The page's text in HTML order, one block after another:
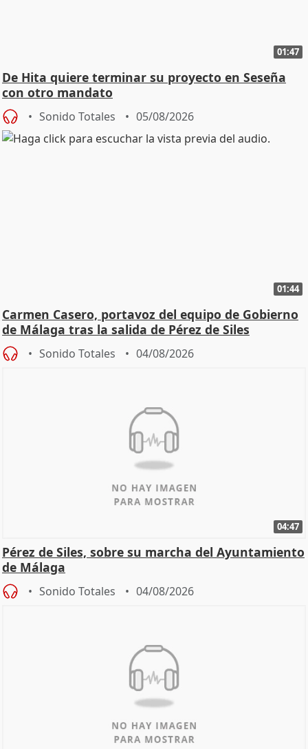
01:47
De Hita quiere terminar su proyecto en Seseña
con otro mandato
Sonido Totales 05/08/2026
01:44
Carmen Casero, portavoz del equipo de Gobierno
de Málaga tras la salida de Pérez de Siles
Sonido Totales 04/08/2026
04:47
Pérez de Siles, sobre su marcha del Ayuntamiento
de Málaga
Sonido Totales 04/08/2026